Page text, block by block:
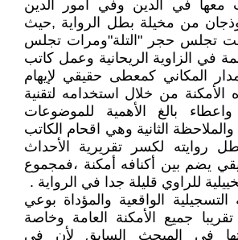
معها في الدين وفي أمور الدين
من مخيلة بطل الرواية ,حيث
تجلس حجر "التلة"ومرات تجلس
في الزاوية الريحانية وعمل كاتب
المكاني كمعطى حقيقي لإيهام
الأمكنة من خلال استخدامه لتقنية
بالغ الأهمية للموضوعات
الثانية وهي اقحام الكاتب
روايته لكسر تقريرية الأحداث
يضم بين أكنافه أمكنة ،فمجموع
للراوي قليلة جدا في الرواية .
التسجيلية الواقعية والمؤداة بوعي
جميع الأمكنة العامة وخاصة
في المبحث السابق لأن في